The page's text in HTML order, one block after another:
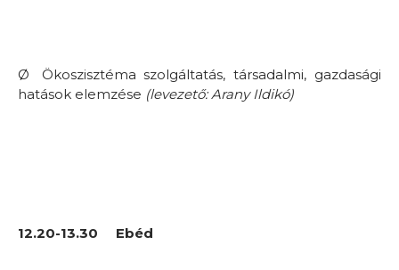
Ø
Ökoszisztéma szolgáltatás, társadalmi, gazdasági
hatások elemzése (levezető: Arany Ildikó)
12.20-13.30 Ebéd